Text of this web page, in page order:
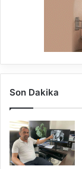
Son Dakika